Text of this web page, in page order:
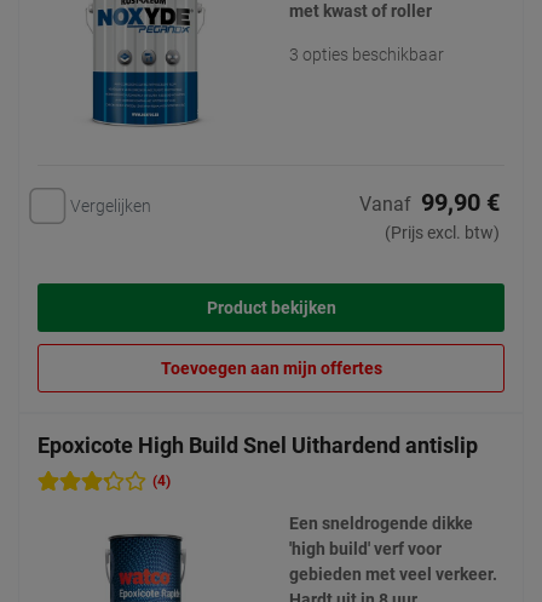
met kwast of roller
3 opties beschikbaar
Vergelijken Vanaf 99,90 €
(Prijs excl. btw)
Product bekijken
Toevoegen aan mijn offertes
Epoxicote High Build Snel Uithardend antislip
(4)
Een sneldrogende dikke
'high build' verf voor
gebieden met veel verkeer.